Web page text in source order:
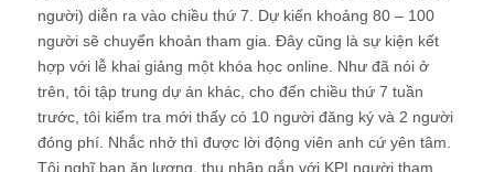
người) diễn ra vào chiều thứ 7. Dự kiến khoảng 80 – 100
người sẽ chuyển khoản tham gia. Đây cũng là sự kiện kết
hợp với lễ khai giảng một khóa học online. Như đã nói ở
trên, tôi tập trung dự án khác, cho đến chiều thứ 7 tuần
trước, tôi kiểm tra mới thấy có 10 người đăng ký và 2 người
đóng phí. Nhắc nhở thì được lời động viên anh cứ yên tâm.
Tôi nghĩ bạn ăn lương, thu nhập gắn với KPI người tham